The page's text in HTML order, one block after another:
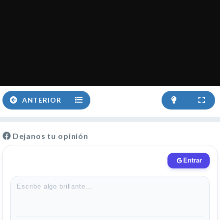
ANTERIOR
Dejanos tu opinión